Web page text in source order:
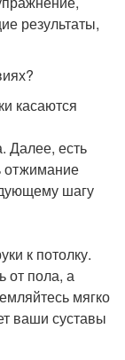
результаты,
касаются
Далее, есть
отжимание
шагу
к потолку.
от пола, а
мягко
ваши суставы